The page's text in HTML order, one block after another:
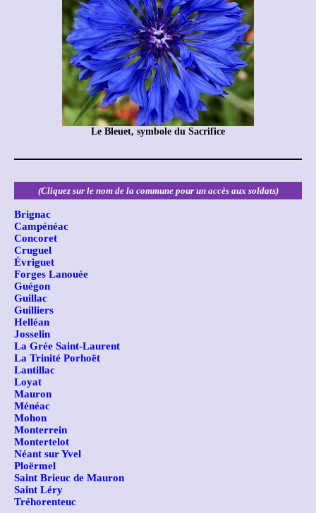
Le Bleuet, symbole du Sacrifice
(Cliquez sur le nom de la commune pour un accès aux soldats)
Brignac
Campénéac
Concoret
Cruguel
Évriguet
Forges Lanouée
Guégon
Guillac
Guilliers
Helléan
Josselin
La Grée Saint-Laurent
La Trinité Porhoët
Lantillac
Loyat
Mauron
Ménéac
Mohon
Monterrein
Montertelot
Néant sur Yvel
Ploërmel
Saint Brieuc de Mauron
Saint Léry
Tréhorenteuc